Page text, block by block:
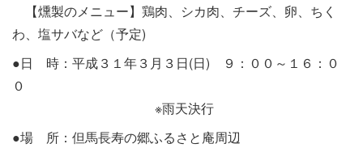
【燻製のメニュー】鶏肉、シカ肉、チーズ、卵、ちく
わ、塩サバなど（予定)
●日 時：平成３１年３月３日(日) ９：００～１６：０
０
※雨天決行
●場 所：但馬長寿の郷ふるさと庵周辺